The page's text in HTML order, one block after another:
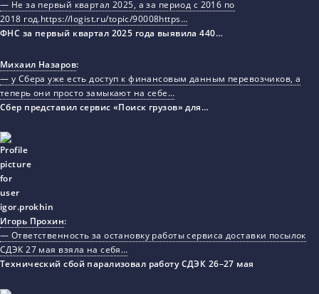
— Не за первый квартал 2025, а за период с 2016 по
2018 год.https://logist.ru/topic/90008https…
ФНС за первый квартал 2025 года выявила 440…
Михаил Назаров:
— у Сбера уже есть доступ к финансовым данным перевозчиков, а
теперь они просто замыкают на себе…
Сбер представил сервис «Поиск грузов» для…
Игорь Прохин:
— Ответственность за остановку работы сервиса доставки посылок
СДЭК 27 мая взяла на себя…
Технический сбой парализовал работу СДЭК 26–27 мая